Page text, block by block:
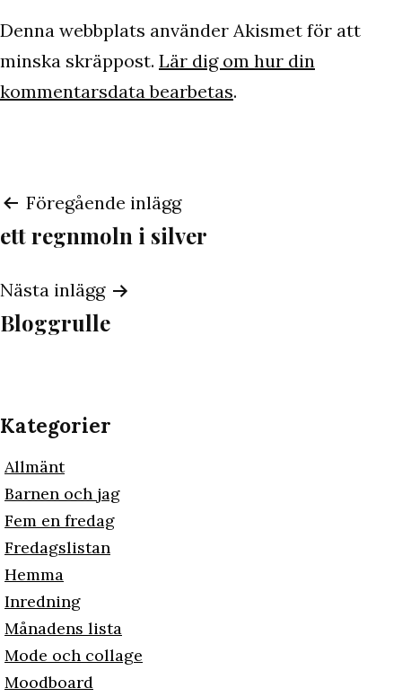
Denna webbplats använder Akismet för att
minska skräppost. Lär dig om hur din
kommentarsdata bearbetas.
Inläggsnavigering
Föregående inlägg
ett regnmoln i silver
Nästa inlägg
Bloggrulle
Kategorier
Allmänt
Barnen och jag
Fem en fredag
Fredagslistan
Hemma
Inredning
Månadens lista
Mode och collage
Moodboard